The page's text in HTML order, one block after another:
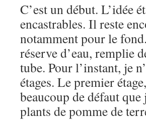
C’est un début. L’idée
encastrables. Il reste
notamment pour le
réserve d’eau, remplie
tube. Pour l’instant, je
étages. Le premier
beaucoup de défaut
plants de pomme de